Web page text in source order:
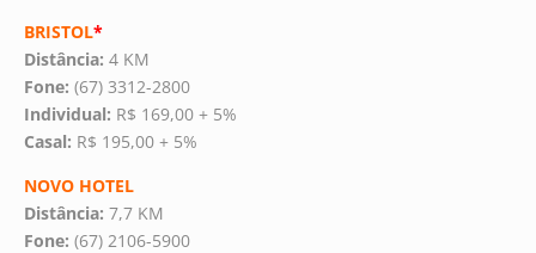
BRISTOL*
Distância: 4 KM
Fone: (67) 3312-2800
Individual: R$ 169,00 + 5%
Casal: R$ 195,00 + 5%
NOVO HOTEL
Distância: 7,7 KM
Fone: (67) 2106-5900